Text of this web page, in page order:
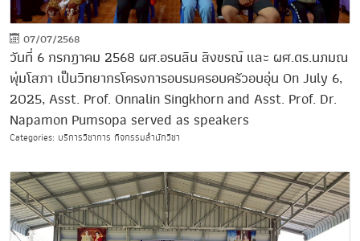
07/07/2568
วันที่ 6 กรกฎาคม 2568 ผศ.อรนลิน สิงขรณ์ และ ผศ.ดร.นภมณ
พุ่มโสภา เป็นวิทยากรโครงการอบรมครอบครัวอบอุ่น On July 6,
2025, Asst. Prof. Onnalin Singkhorn and Asst. Prof. Dr.
Napamon Pumsopa served as speakers
Categories: บริการวิชาการ กิจกรรมสำนักวิชา